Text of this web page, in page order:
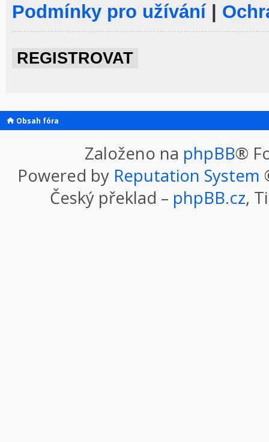
Podmínky pro užívání|
REGISTROVAT
Obsah fóra
Založeno na phpBB®
Powered by Reputation System
Český překlad – phpBB.cz,